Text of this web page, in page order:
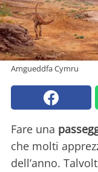
Amgueddfa Cymru
Fare una
che molti
dell’anno.